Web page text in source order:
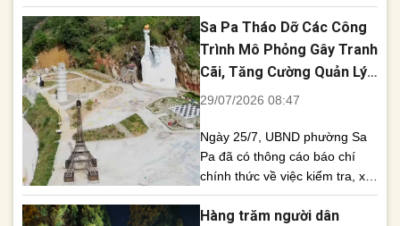
khoản TikTok “Cường Tày” do
đăng tải phát ngôn sai sự thật,
ảnh hưởng đến uy tín của Mặt
trận Tổ quốc Việt Nam trên
Phúc Lợi (tỉnh Lào [...]
Sa Pa Tháo Dỡ Các Công
Trình Mô Phỏng Gây Tranh
Cãi, Tăng Cường Quản Lý
Trật Tự Xây Dựng
29/07/2026 08:47
Ngày 25/7, UBND phường Sa
Pa đã có thông cáo báo chí
chính thức về việc kiểm tra, xử
lý thông tin phản ánh liên quan
đến công trình điểm check-in
Hàng trăm người dân